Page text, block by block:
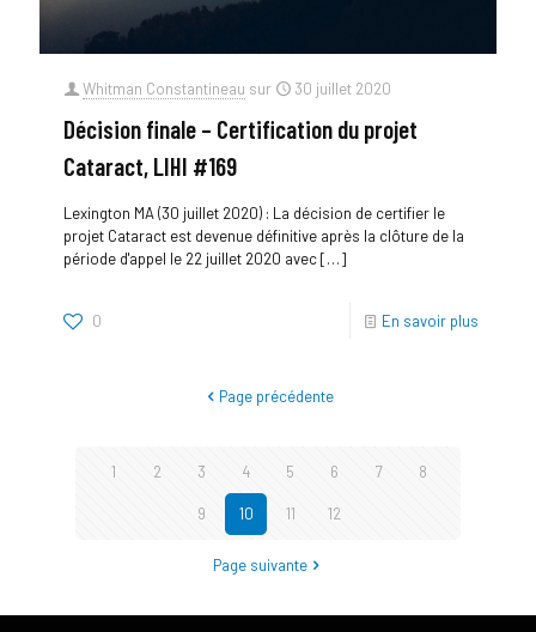
Whitman Constantineau sur 30 juillet 2020
Décision finale – Certification du projet
Cataract, LIHI #169
Lexington MA (30 juillet 2020) : La décision de certifier le
projet Cataract est devenue définitive après la clôture de la
période d'appel le 22 juillet 2020 avec[…]
0 En savoir plus
Page précédente
1 2 3 4 5 6 7 8
9 10 11 12
Page suivante